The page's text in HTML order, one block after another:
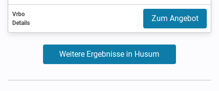
Vrbo
Details
Zum Angebot
Weitere Ergebnisse in Husum